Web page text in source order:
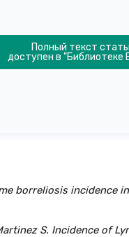
Полный текст
доступен в "Библиотеке
borreliosis incidence
S. Incidence of